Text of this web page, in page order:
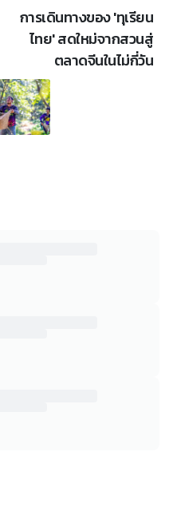
การเดินทางของ 'ทุเรียน
ไทย' สดใหม่จากสวนสู่
ตลาดจีนในไม่กี่วัน